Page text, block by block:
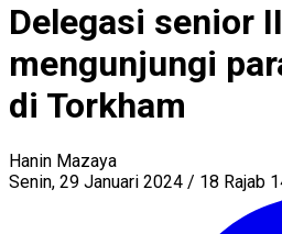
Delegasi senior
mengunjungi
di Torkham
Hanin Mazaya
Senin, 29 Januari 2024 / 18 Rajab